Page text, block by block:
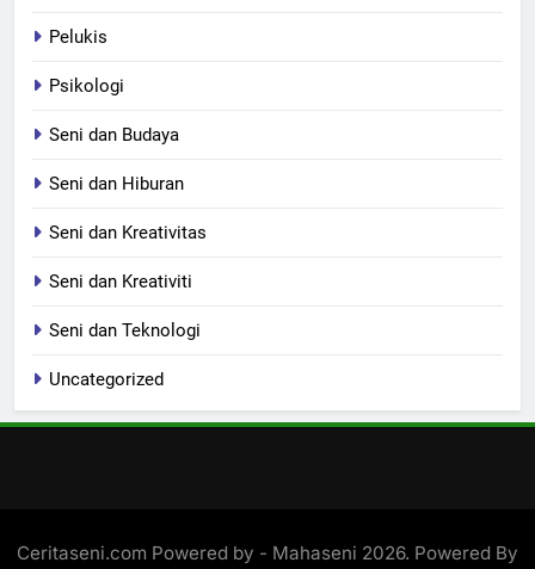
Pelukis
Psikologi
Seni dan Budaya
Seni dan Hiburan
Seni dan Kreativitas
Seni dan Kreativiti
Seni dan Teknologi
Uncategorized
Ceritaseni.com Powered by - Mahaseni 2026. Powered By